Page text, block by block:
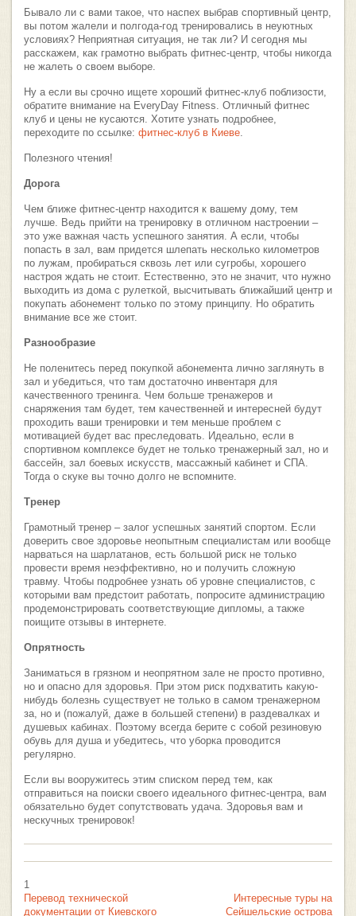
Бывало ли с вами такое, что наспех выбрав спортивный центр,
вы потом жалели и полгода-год тренировались в неуютных
условиях? Неприятная ситуация, не так ли? И сегодня мы
расскажем, как грамотно выбрать фитнес-центр, чтобы никогда
не жалеть о своем выборе.
Ну а если вы срочно ищете хороший фитнес-клуб поблизости,
обратите внимание на EveryDay Fitness. Отличный фитнес
клуб и цены не кусаются. Хотите узнать подробнее,
переходите по ссылке: фитнес-клуб в Киеве.
Полезного чтения!
Дорога
Чем ближе фитнес-центр находится к вашему дому, тем
лучше. Ведь прийти на тренировку в отличном настроении –
это уже важная часть успешного занятия. А если, чтобы
попасть в зал, вам придется шлепать несколько километров
по лужам, пробираться сквозь лет или сугробы, хорошего
настроя ждать не стоит. Естественно, это не значит, что нужно
выходить из дома с рулеткой, высчитывать ближайший центр и
покупать абонемент только по этому принципу. Но обратить
внимание все же стоит.
Разнообразие
Не поленитесь перед покупкой абонемента лично заглянуть в
зал и убедиться, что там достаточно инвентаря для
качественного тренинга. Чем больше тренажеров и
снаряжения там будет, тем качественней и интересней будут
проходить ваши тренировки и тем меньше проблем с
мотивацией будет вас преследовать. Идеально, если в
спортивном комплексе будет не только тренажерный зал, но и
бассейн, зал боевых искусств, массажный кабинет и СПА.
Тогда о скуке вы точно долго не вспомните.
Тренер
Грамотный тренер – залог успешных занятий спортом. Если
доверить свое здоровье неопытным специалистам или вообще
нарваться на шарлатанов, есть большой риск не только
провести время неэффективно, но и получить сложную
травму. Чтобы подробнее узнать об уровне специалистов, с
которыми вам предстоит работать, попросите администрацию
продемонстрировать соответствующие дипломы, а также
поищите отзывы в интернете.
Опрятность
Заниматься в грязном и неопрятном зале не просто противно,
но и опасно для здоровья. При этом риск подхватить какую-
нибудь болезнь существует не только в самом тренажерном
за, но и (пожалуй, даже в большей степени) в раздевалках и
душевых кабинах. Поэтому всегда берите с собой резиновую
обувь для душа и убедитесь, что уборка проводится
регулярно.
Если вы вооружитесь этим списком перед тем, как
отправиться на поиски своего идеального фитнес-центра, вам
обязательно будет сопутствовать удача. Здоровья вам и
нескучных тренировок!
1
Перевод технической
документации от Киевского
Интересные туры на
Сейшельские острова